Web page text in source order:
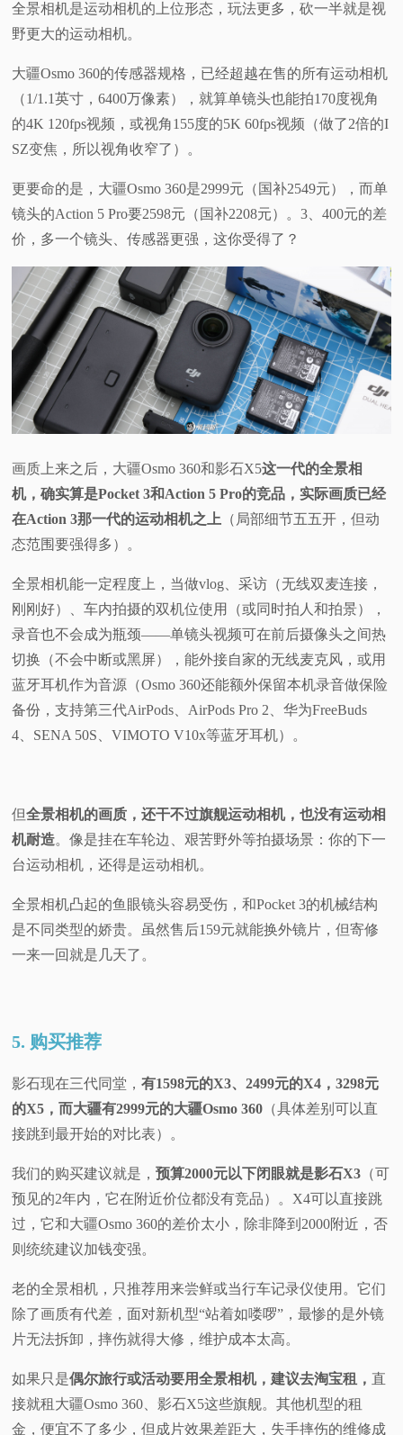
全景相机是运动相机的上位形态，玩法更多，砍一半就是视
野更大的运动相机。
大疆Osmo 360的传感器规格，已经超越在售的所有运动相机
（1/1.1英寸，6400万像素），就算单镜头也能拍170度视角
的4K 120fps视频，或视角155度的5K 60fps视频（做了2倍的I
SZ变焦，所以视角收窄了）。
更要命的是，大疆Osmo 360是2999元（国补2549元），而单
镜头的Action 5 Pro要2598元（国补2208元）。3、400元的差
价，多一个镜头、传感器更强，这你受得了？
画质上来之后，大疆Osmo 360和影石X5这一代的全景相
机，确实算是Pocket 3和Action 5 Pro的竞品，实际画质已经
在Action 3那一代的运动相机之上 （局部细节五五开，但动
态范围要强得多）。
全景相机能一定程度上，当做vlog、采访（无线双麦连接，
刚刚好）、车内拍摄的双机位使用（或同时拍人和拍景），
录音也不会成为瓶颈——单镜头视频可在前后摄像头之间热
切换（不会中断或黑屏），能外接自家的无线麦克风，或用
蓝牙耳机作为音源（Osmo 360还能额外保留本机录音做保险
备份，支持第三代AirPods、AirPods Pro 2、华为FreeBuds
4、SENA 50S、VIMOTO V10x等蓝牙耳机）。
但全景相机的画质，还干不过旗舰运动相机，也没有运动相
机耐造。像是挂在车轮边、艰苦野外等拍摄场景：你的下一
台运动相机，还得是运动相机。
全景相机凸起的鱼眼镜头容易受伤，和Pocket 3的机械结构
是不同类型的娇贵。虽然售后159元就能换外镜片，但寄修
一来一回就是几天了。
5. 购买推荐
影石现在三代同堂，有1598元的X3、2499元的X4，3298元
的X5，而大疆有2999元的大疆Osmo 360 （具体差别可以直
接跳到最开始的对比表）。
我们的购买建议就是，预算2000元以下闭眼就是影石X3 （可
预见的2年内，它在附近价位都没有竞品）。X4可以直接跳
过，它和大疆Osmo 360的差价太小，除非降到2000附近，否
则统统建议加钱变强。
老的全景相机，只推荐用来尝鲜或当行车记录仪使用。它们
除了画质有代差，面对新机型“站着如喽啰”，最惨的是外镜
片无法拆卸，摔伤就得大修，维护成本太高。
如果只是偶尔旅行或活动要用全景相机，建议去淘宝租， 直
接就租大疆Osmo 360、影石X5这些旗舰。其他机型的租
金，便宜不了多少，但成片效果差距大，失手摔伤的维修成